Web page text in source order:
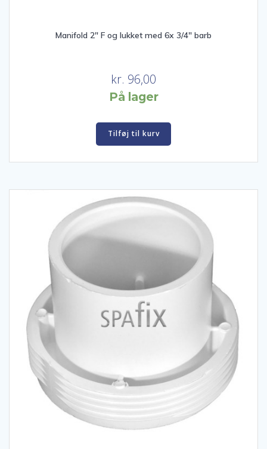
Manifold 2″ F og lukket med 6x 3/4″ barb
kr. 96,00
På lager
Tilføj til kurv